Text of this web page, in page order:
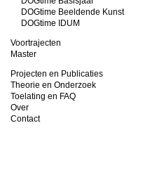
DOGtime Beeldende Kunst
DOGtime IDUM
Voortrajecten
Master
Projecten en Publicaties
Theorie en Onderzoek
Toelating en FAQ
Over
Contact